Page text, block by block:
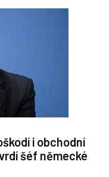
i obchodní
šéf německé